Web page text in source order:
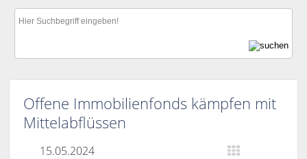
Offene Immobilienfonds kämpfen mit
Mittelabflüssen
15.05.2024